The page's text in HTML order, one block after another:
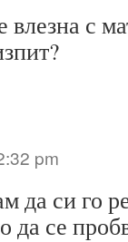
с
pm
да си го
да се